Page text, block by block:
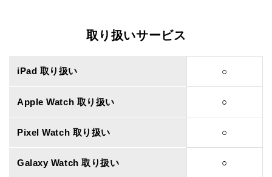
取り扱いサービス
iPad 取り扱い ○
Apple Watch 取り扱い ○
Pixel Watch 取り扱い ○
Galaxy Watch 取り扱い ○